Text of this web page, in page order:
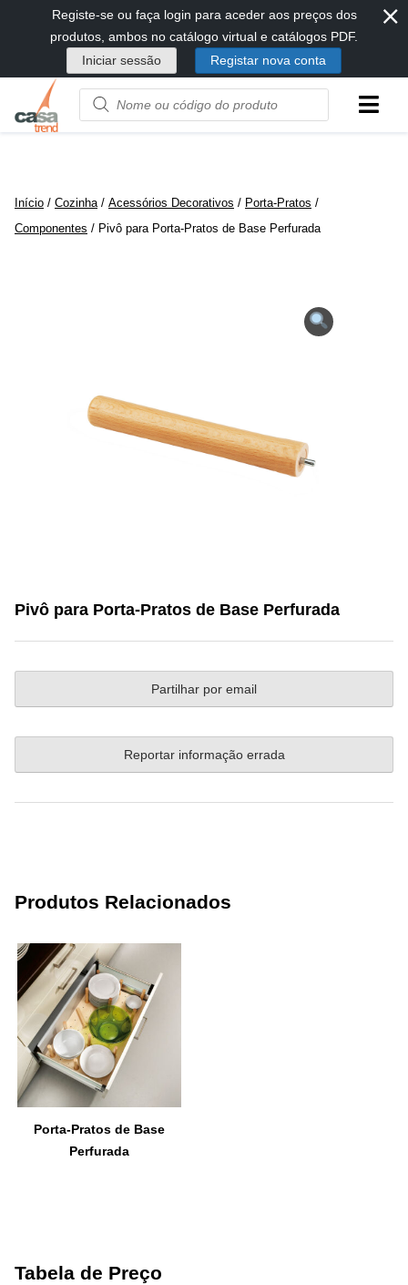
diretamente
conteúdo
Registe-se ou faça login para aceder aos preços dos
produtos, ambos no catálogo virtual e catálogos PDF.
Iniciar sessão
Registar nova conta
⨯
Product
name
Início / Cozinha / Acessórios Decorativos / Porta-Pratos /
Componentes / Pivô para Porta-Pratos de Base Perfurada
Pivô para Porta-Pratos de Base Perfurada
Partilhar por email
Reportar informação errada
Produtos Relacionados
Porta-Pratos de Base
Perfurada
Tabela de Preço